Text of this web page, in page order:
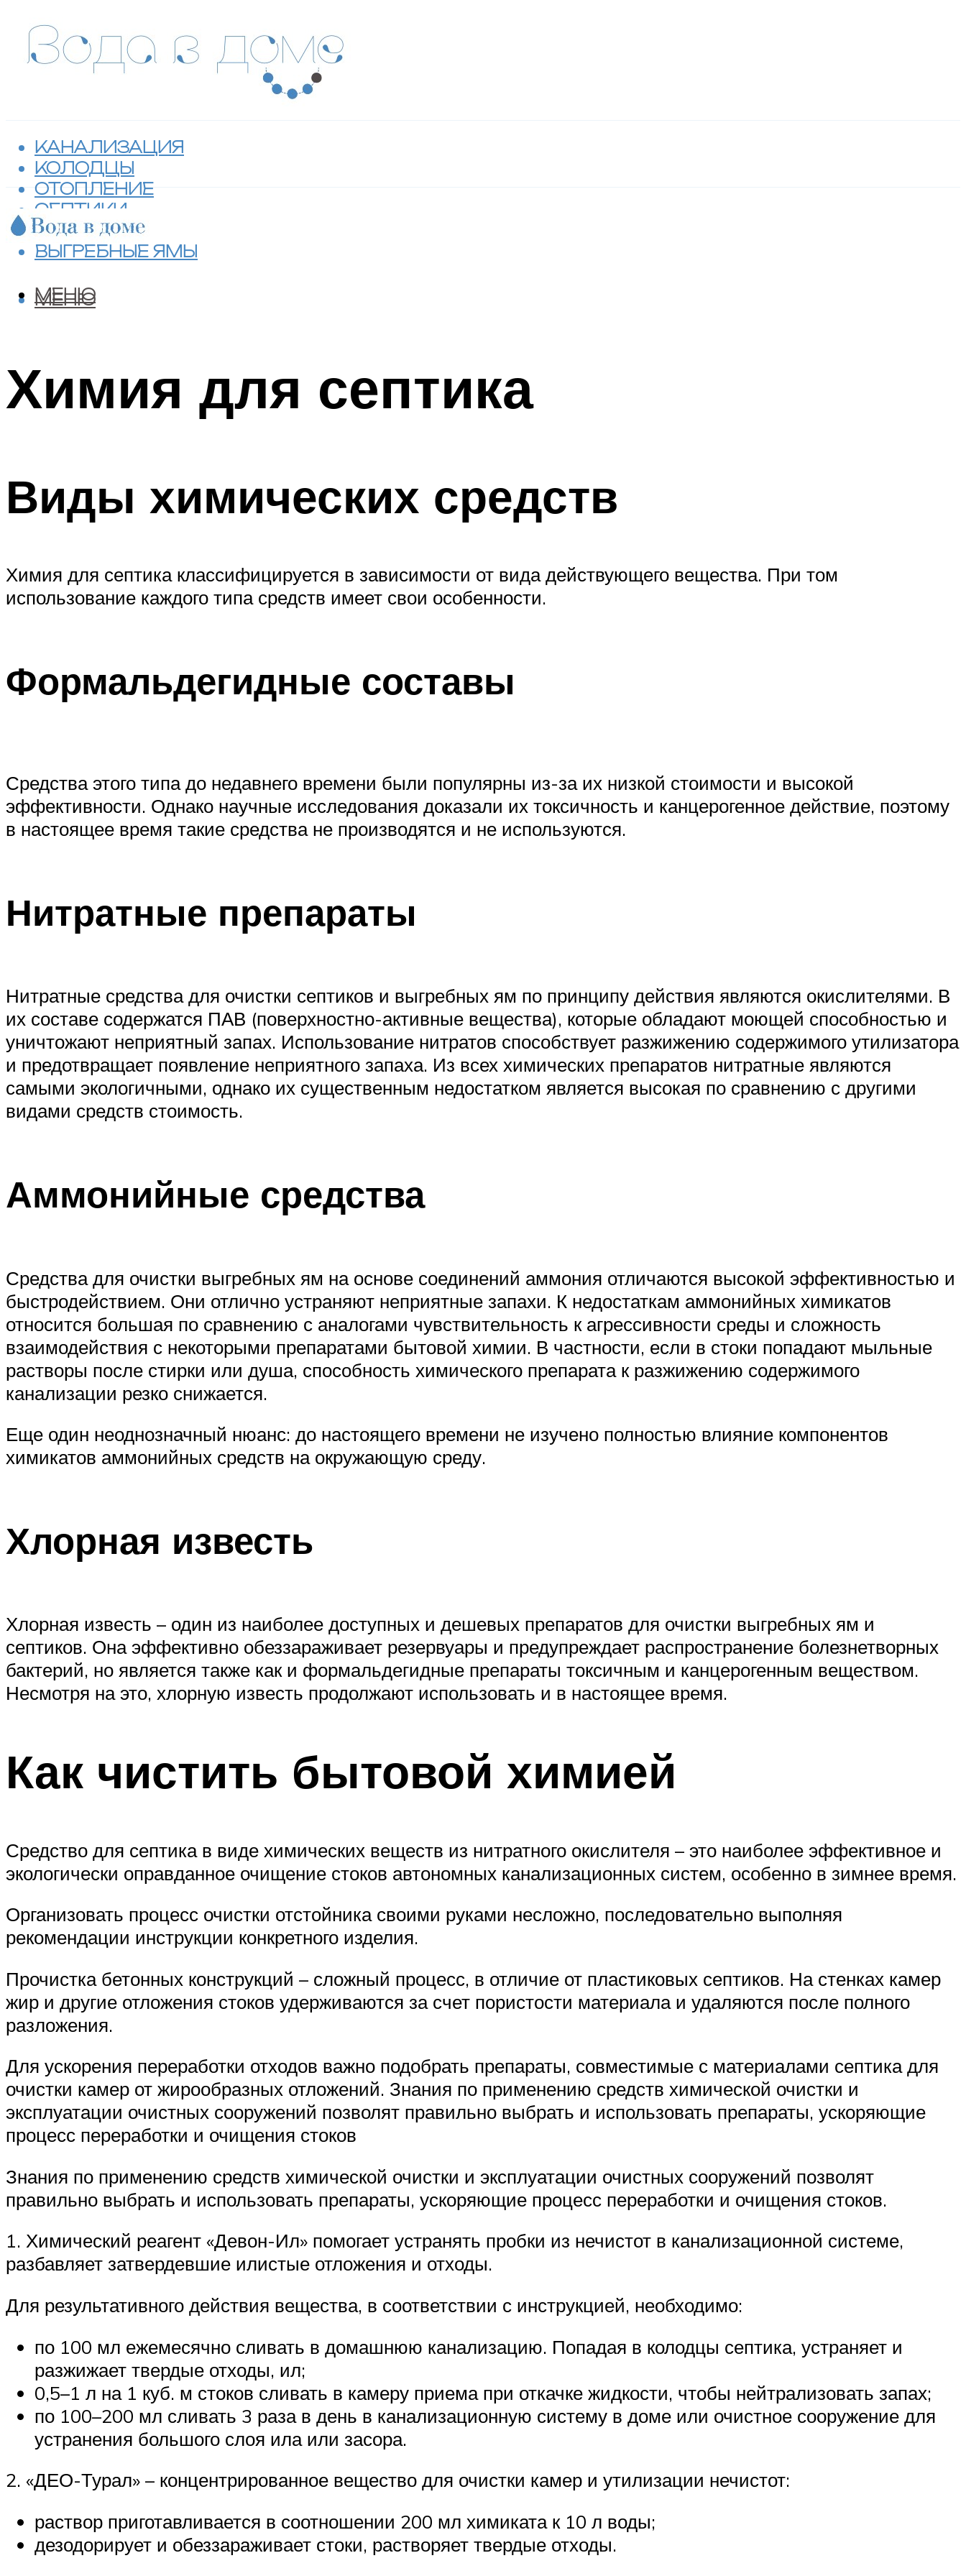
КАНАЛИЗАЦИЯ
КОЛОДЦЫ
ОТОПЛЕНИЕ
СЕПТИКИ
ТУАЛЕТЫ
ВЫГРЕБНЫЕ ЯМЫ
МЕНЮ
МЕНЮ
Химия для септика
Виды химических средств
Химия для септика классифицируется в зависимости от вида действующего вещества. При том
использование каждого типа средств имеет свои особенности.
Формальдегидные составы
Средства этого типа до недавнего времени были популярны из-за их низкой стоимости и высокой
эффективности. Однако научные исследования доказали их токсичность и канцерогенное действие, поэтому
в настоящее время такие средства не производятся и не используются.
Нитратные препараты
Нитратные средства для очистки септиков и выгребных ям по принципу действия являются окислителями. В
их составе содержатся ПАВ (поверхностно-активные вещества), которые обладают моющей способностью и
уничтожают неприятный запах. Использование нитратов способствует разжижению содержимого утилизатора
и предотвращает появление неприятного запаха. Из всех химических препаратов нитратные являются
самыми экологичными, однако их существенным недостатком является высокая по сравнению с другими
видами средств стоимость.
Аммонийные средства
Средства для очистки выгребных ям на основе соединений аммония отличаются высокой эффективностью и
быстродействием. Они отлично устраняют неприятные запахи. К недостаткам аммонийных химикатов
относится большая по сравнению с аналогами чувствительность к агрессивности среды и сложность
взаимодействия с некоторыми препаратами бытовой химии. В частности, если в стоки попадают мыльные
растворы после стирки или душа, способность химического препарата к разжижению содержимого
канализации резко снижается.
Еще один неоднозначный нюанс: до настоящего времени не изучено полностью влияние компонентов
химикатов аммонийных средств на окружающую среду.
Хлорная известь
Хлорная известь – один из наиболее доступных и дешевых препаратов для очистки выгребных ям и
септиков. Она эффективно обеззараживает резервуары и предупреждает распространение болезнетворных
бактерий, но является также как и формальдегидные препараты токсичным и канцерогенным веществом.
Несмотря на это, хлорную известь продолжают использовать и в настоящее время.
Как чистить бытовой химией
Средство для септика в виде химических веществ из нитратного окислителя – это наиболее эффективное и
экологически оправданное очищение стоков автономных канализационных систем, особенно в зимнее время.
Организовать процесс очистки отстойника своими руками несложно, последовательно выполняя
рекомендации инструкции конкретного изделия.
Прочистка бетонных конструкций – сложный процесс, в отличие от пластиковых септиков. На стенках камер
жир и другие отложения стоков удерживаются за счет пористости материала и удаляются после полного
разложения.
Для ускорения переработки отходов важно подобрать препараты, совместимые с материалами септика для
очистки камер от жирообразных отложений. Знания по применению средств химической очистки и
эксплуатации очистных сооружений позволят правильно выбрать и использовать препараты, ускоряющие
процесс переработки и очищения стоков
Знания по применению средств химической очистки и эксплуатации очистных сооружений позволят
правильно выбрать и использовать препараты, ускоряющие процесс переработки и очищения стоков.
1. Химический реагент «Девон-Ил» помогает устранять пробки из нечистот в канализационной системе,
разбавляет затвердевшие илистые отложения и отходы.
Для результативного действия вещества, в соответствии с инструкцией, необходимо:
по 100 мл ежемесячно сливать в домашнюю канализацию. Попадая в колодцы септика, устраняет и
разжижает твердые отходы, ил;
0,5–1 л на 1 куб. м стоков сливать в камеру приема при откачке жидкости, чтобы нейтрализовать запах;
по 100–200 мл сливать 3 раза в день в канализационную систему в доме или очистное сооружение для
устранения большого слоя ила или засора.
2. «ДЕО-Турал» – концентрированное вещество для очистки камер и утилизации нечистот:
раствор приготавливается в соотношении 200 мл химиката к 10 л воды;
дезодорирует и обеззараживает стоки, растворяет твердые отходы.